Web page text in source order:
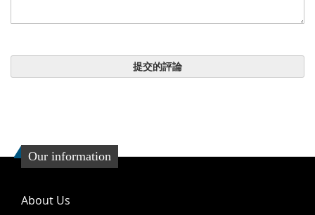
提交的評論
Our information
About Us